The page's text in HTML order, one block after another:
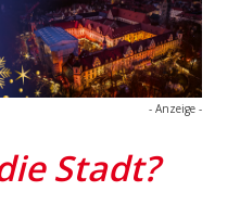
- Anzeige -
Stadt?